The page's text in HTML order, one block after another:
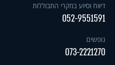
דיווח וסיוע במקרי התבוללות
052-9551591
נופשים
073-2221270